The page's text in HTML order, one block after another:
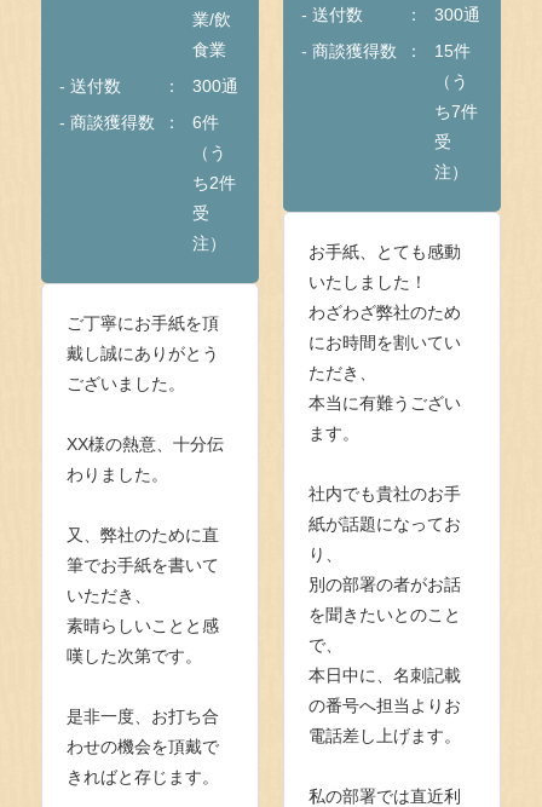
業/飲
食業
- 送付数
300通
- 商談獲得数
6件
（う
ち2件
受
注）
ご丁寧にお手紙を頂
戴し誠にありがとう
ございました。
XX様の熱意、十分伝
わりました。
又、弊社のために直
筆でお手紙を書いて
いただき、
素晴らしいことと感
嘆した次第です。
是非一度、お打ち合
わせの機会を頂戴で
きればと存じます。
- 送付数
300通
- 商談獲得数
15件
（う
ち7件
受
注）
お手紙、とても感動
いたしました！
わざわざ弊社のため
にお時間を割いてい
ただき、
本当に有難うござい
ます。
社内でも貴社のお手
紙が話題になってお
り、
別の部署の者がお話
を聞きたいとのこと
で、
本日中に、名刺記載
の番号へ担当よりお
電話差し上げます。
私の部署では直近利